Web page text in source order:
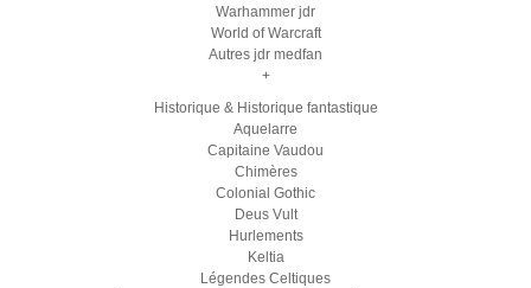
Warhammer jdr
World of Warcraft
Autres jdr medfan
+
Historique & Historique fantastique
Aquelarre
Capitaine Vaudou
Chimères
Colonial Gothic
Deus Vult
Hurlements
Keltia
Légendes Celtiques